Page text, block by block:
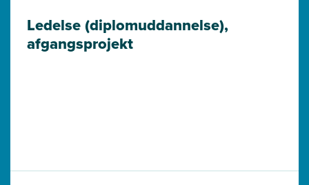
Ledelse (diplomuddannelse),
afgangsprojekt